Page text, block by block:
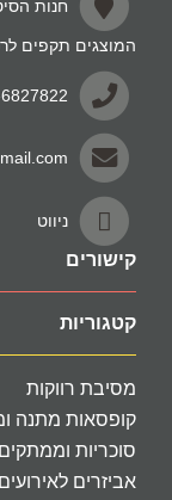
המוצגים תקפים
ניווט
קישורים
קטגוריות
מסיבת רווקות
קופסאות מתנה
סוכריות
אביזרים לאירועים